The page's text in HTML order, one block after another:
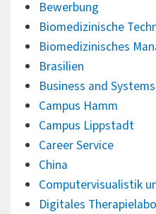
Bewerbung
Biomedizinische
Biomedizinisches
Brasilien
Business and
Campus Hamm
Campus Lippstadt
Career Service
China
Computervisualistik
Digitales